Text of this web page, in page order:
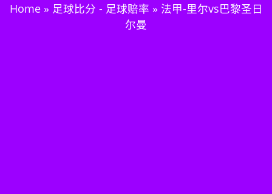
Home» 足球比分 - 足球赔率 » 法甲-里尔vs巴黎圣日
尔曼